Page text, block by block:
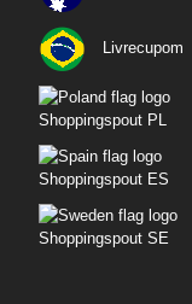
Livrecupom
Shoppingspout PL
Shoppingspout ES
Shoppingspout SE